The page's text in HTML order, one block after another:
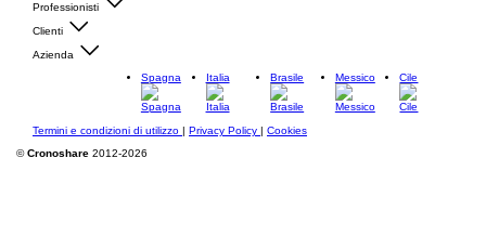
Professionisti
Clienti
Azienda
Spagna
Italia Brasile Messico Cile
Termini e condizioni di utilizzo | Privacy Policy | Cookies
©Cronoshare 2012-2026